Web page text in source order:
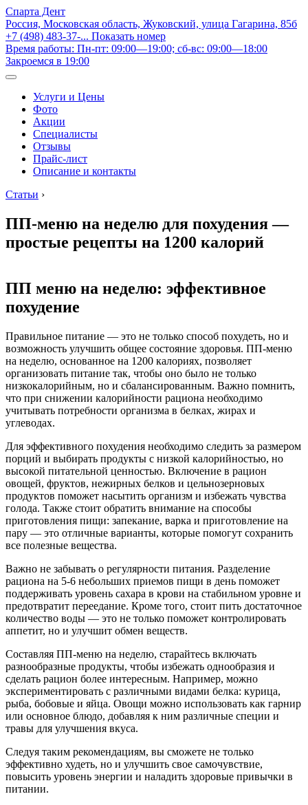
Спарта Дент
Россия, Московская область, Жуковский, улица Гагарина, 85б
+7 (498) 483-37-... Показать номер
Время работы: Пн-пт: 09:00—19:00; сб-вс: 09:00—18:00
Закроемся в 19:00
Услуги и Цены
Фото
Акции
Специалисты
Отзывы
Прайс-лист
Описание и контакты
Статьи ›
ПП-меню на неделю для похудения —
простые рецепты на 1200 калорий
ПП меню на неделю: эффективное
похудение
Правильное питание — это не только способ похудеть, но и
возможность улучшить общее состояние здоровья. ПП-меню
на неделю, основанное на 1200 калориях, позволяет
организовать питание так, чтобы оно было не только
низкокалорийным, но и сбалансированным. Важно помнить,
что при снижении калорийности рациона необходимо
учитывать потребности организма в белках, жирах и
углеводах.
Для эффективного похудения необходимо следить за размером
порций и выбирать продукты с низкой калорийностью, но
высокой питательной ценностью. Включение в рацион
овощей, фруктов, нежирных белков и цельнозерновых
продуктов поможет насытить организм и избежать чувства
голода. Также стоит обратить внимание на способы
приготовления пищи: запекание, варка и приготовление на
пару — это отличные варианты, которые помогут сохранить
все полезные вещества.
Важно не забывать о регулярности питания. Разделение
рациона на 5-6 небольших приемов пищи в день поможет
поддерживать уровень сахара в крови на стабильном уровне и
предотвратит переедание. Кроме того, стоит пить достаточное
количество воды — это не только поможет контролировать
аппетит, но и улучшит обмен веществ.
Составляя ПП-меню на неделю, старайтесь включать
разнообразные продукты, чтобы избежать однообразия и
сделать рацион более интересным. Например, можно
экспериментировать с различными видами белка: курица,
рыба, бобовые и яйца. Овощи можно использовать как гарнир
или основное блюдо, добавляя к ним различные специи и
травы для улучшения вкуса.
Следуя таким рекомендациям, вы сможете не только
эффективно худеть, но и улучшить свое самочувствие,
повысить уровень энергии и наладить здоровые привычки в
питании.